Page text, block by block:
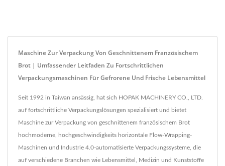
Maschine Zur Verpackung Von Geschnittenem Französischem
Brot | Umfassender Leitfaden Zu Fortschrittlichen
Verpackungsmaschinen Für Gefrorene Und Frische Lebensmittel
Seit 1992 in Taiwan ansässig, hat sich HOPAK MACHINERY CO., LTD.
auf fortschrittliche Verpackungslösungen spezialisiert und bietet
Maschine zur Verpackung von geschnittenem französischem Brot
hochmoderne, hochgeschwindigkeits horizontale Flow-Wrapping-
Maschinen und Industrie 4.0-automatisierte Verpackungssysteme, die
auf verschiedene Branchen wie Lebensmittel, Medizin und Kunststoffe